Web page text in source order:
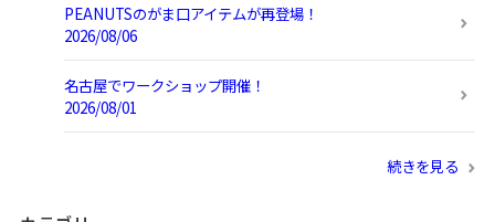
PEANUTSのがま口アイテムが再登場！
2026/08/06
名古屋でワークショップ開催！
2026/08/01
続きを見る